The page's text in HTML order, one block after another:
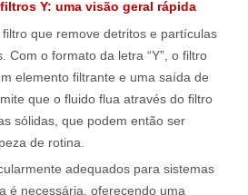
Y: uma visão geral rápida
que remove detritos e partículas
Com o formato da letra “Y”, o filtro
elemento filtrante e uma saída de
que o fluido flua através do filtro
sólidas, que podem então ser
de rotina.
adequados para sistemas
é necessária, oferecendo uma